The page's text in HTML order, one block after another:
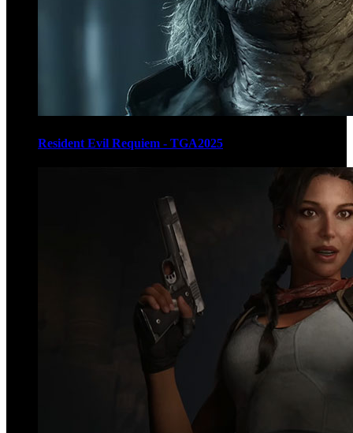
Resident Evil Requiem - TGA2025